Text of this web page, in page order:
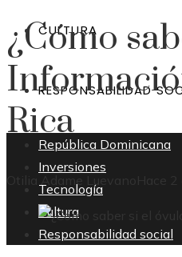
CULTURA
RESPONSABILIDAD
República Dominicana
Inversiones
Tecnología
Cultura
Responsabilidad social
¿Cómo
Rica
Otilia Adame Luevano Hace 2